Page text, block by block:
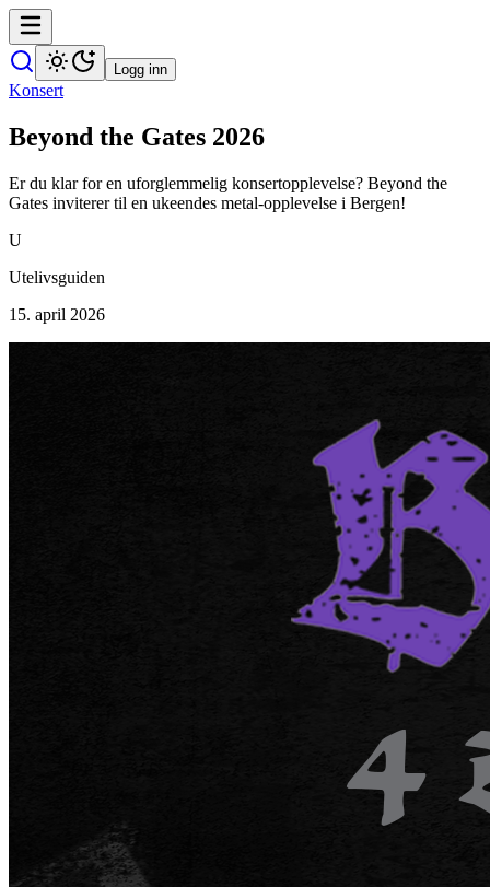
Logg inn
Konsert
Beyond the Gates 2026
Er du klar for en uforglemmelig konsertopplevelse? Beyond the
Gates inviterer til en ukeendes metal-opplevelse i Bergen!
U
Utelivsguiden
15. april 2026